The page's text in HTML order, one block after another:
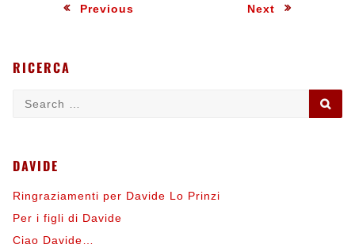
Navigazione
Previous Next:
RICERCA
DAVIDE
Ringraziamenti per Davide Lo Prinzi
Per i figli di Davide
Ciao Davide…